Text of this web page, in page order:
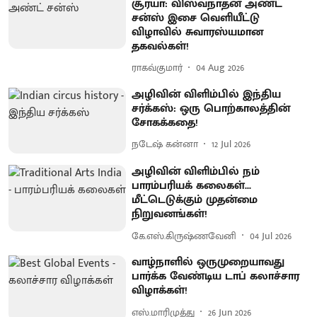
சன்ஸ் இசை வெளியீட்டு
விழாவில் சுவாரஸ்யமான
தகவல்கள்!
ராகவ்குமார் 04 Aug 2026
அழிவின் விளிம்பில் இந்திய
சர்க்கஸ்: ஒரு பொற்காலத்தின்
சோகக்கதை!
நடேஷ் கன்னா 12 Jul 2026
அழிவின் விளிம்பில் நம்
பாரம்பரியக் கலைகள்...
மீட்டெடுக்கும் முதன்மை
நிறுவனங்கள்!
கே.எஸ்.கிருஷ்ணவேனி 04 Jul 2026
வாழ்நாளில் ஒருமுறையாவது
பார்க்க வேண்டிய டாப் கலாச்சார
விழாக்கள்!
எஸ்.மாரிமுத்து 26 Jun 2026